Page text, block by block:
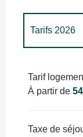
Tarifs 2026
Tarif
À partir de
Taxe de